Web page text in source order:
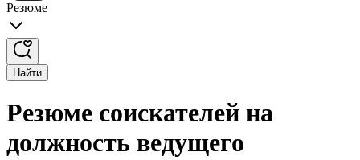
Резюме
Найти
Резюме соискателей на
должность ведущего